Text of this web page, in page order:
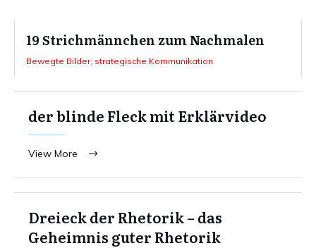
19 Strichmännchen zum Nachmalen
Bewegte Bilder, strategische Kommunikation
der blinde Fleck mit Erklärvideo
View More
Dreieck der Rhetorik – das
Geheimnis guter Rhetorik